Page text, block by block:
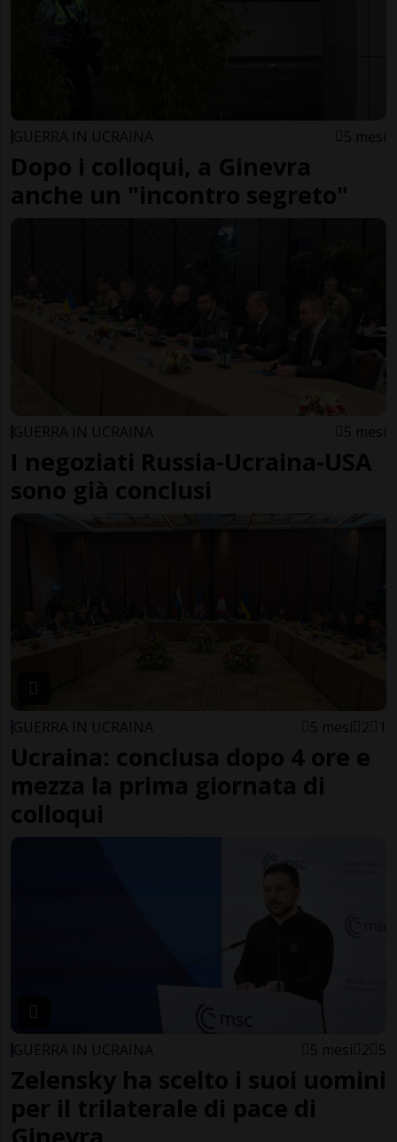
GUERRA IN UCRAINA 5 mesi
Dopo i colloqui, a Ginevra
anche un "incontro segreto"
GUERRA IN UCRAINA 5 mesi
I negoziati Russia-Ucraina-USA
sono già conclusi
GUERRA IN UCRAINA 5 mesi 2 1
Ucraina: conclusa dopo 4 ore e
mezza la prima giornata di
colloqui
GUERRA IN UCRAINA 5 mesi 2 5
Zelensky ha scelto i suoi uomini
per il trilaterale di pace di